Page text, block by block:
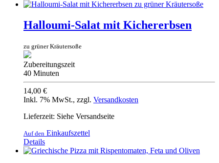
Halloumi-Salat mit Kichererbsen
zu grüner Kräutersoße
Zubereitungszeit
40 Minuten
14,00 €
Inkl. 7% MwSt., zzgl. Versandkosten
Lieferzeit: Siehe Versandseite
Auf den Einkaufszettel
Details